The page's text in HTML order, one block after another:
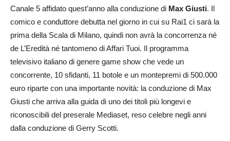
Canale 5 affidato quest’anno alla conduzione di Max Giusti. Il
comico e conduttore debutta nel giorno in cui su Rai1 ci sarà la
prima della Scala di Milano, quindi non avrà la concorrenza né
de L’Eredità né tantomeno di Affari Tuoi. Il programma
televisivo italiano di genere game show che vede un
concorrente, 10 sfidanti, 11 botole e un montepremi di 500.000
euro riparte con una importante novità: la conduzione di Max
Giusti che arriva alla guida di uno dei titoli più longevi e
riconoscibili del preserale Mediaset, reso celebre negli anni
dalla conduzione di Gerry Scotti.